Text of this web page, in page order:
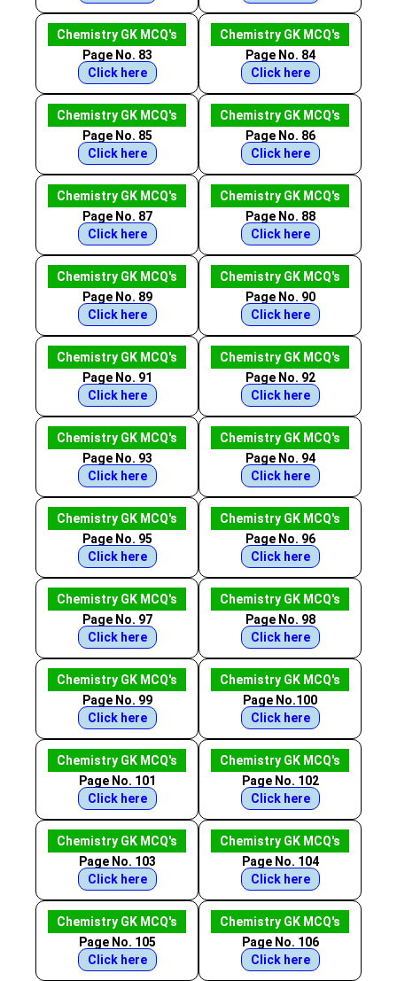
Chemistry GK MCQ's
Page No. 83
Click here
Chemistry GK MCQ's
Page No. 84
Click here
Chemistry GK MCQ's
Page No. 85
Click here
Chemistry GK MCQ's
Page No. 86
Click here
Chemistry GK MCQ's
Page No. 87
Click here
Chemistry GK MCQ's
Page No. 88
Click here
Chemistry GK MCQ's
Page No. 89
Click here
Chemistry GK MCQ's
Page No. 90
Click here
Chemistry GK MCQ's
Page No. 91
Click here
Chemistry GK MCQ's
Page No. 92
Click here
Chemistry GK MCQ's
Page No. 93
Click here
Chemistry GK MCQ's
Page No. 94
Click here
Chemistry GK MCQ's
Page No. 95
Click here
Chemistry GK MCQ's
Page No. 96
Click here
Chemistry GK MCQ's
Page No. 97
Click here
Chemistry GK MCQ's
Page No. 98
Click here
Chemistry GK MCQ's
Page No. 99
Click here
Chemistry GK MCQ's
Page No.100
Click here
Chemistry GK MCQ's
Page No. 101
Click here
Chemistry GK MCQ's
Page No. 102
Click here
Chemistry GK MCQ's
Page No. 103
Click here
Chemistry GK MCQ's
Page No. 104
Click here
Chemistry GK MCQ's
Page No. 105
Click here
Chemistry GK MCQ's
Page No. 106
Click here